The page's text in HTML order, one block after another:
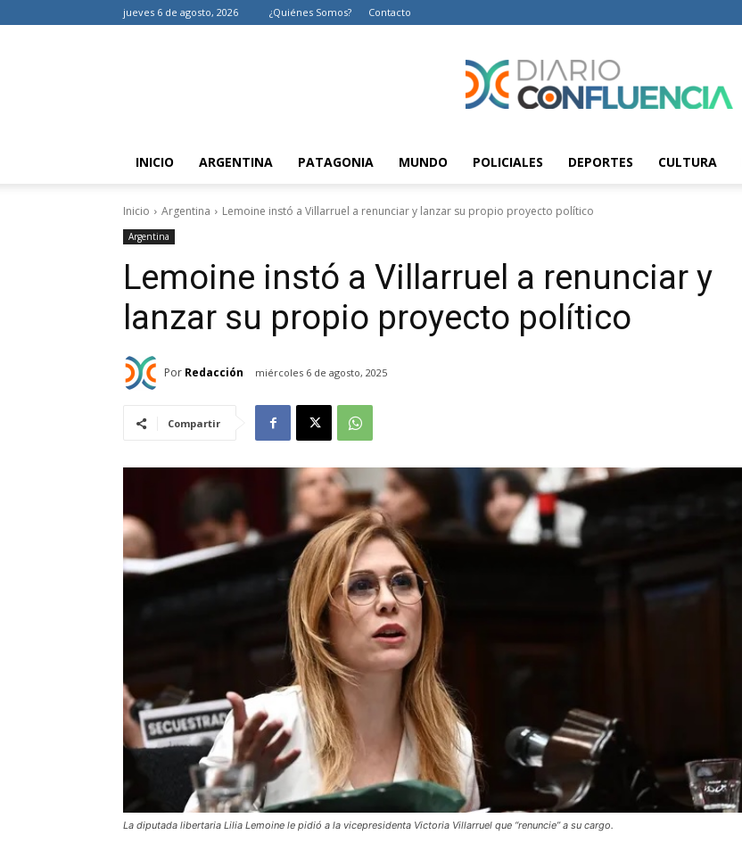
jueves 6 de agosto, 2026 ¿Quiénes Somos? Contacto
Diario
Confluencia
Argentina
INICIO ARGENTINA PATAGONIA MUNDO POLICIALES DEPORTES CULTURA
Inicio Argentina Lemoine instó a Villarruel a renunciar y lanzar su propio proyecto político
Argentina
Lemoine instó a Villarruel a renunciar y
lanzar su propio proyecto político
Por Redacción miércoles 6 de agosto, 2025
Compartir
La diputada libertaria Lilia Lemoine le pidió a la vicepresidenta Victoria Villarruel que “renuncie” a su cargo.